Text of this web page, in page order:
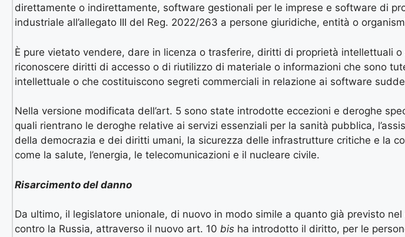
direttamente o indirettamente, software gestionali per le imprese e software di
industriale all’allegato III del Reg. 2022/263 a persone giuridiche, entità o
È pure vietato vendere, dare in licenza o trasferire, diritti di proprietà intellettuali
riconoscere diritti di accesso o di riutilizzo di materiale o informazioni che sono
intellettuale o che costituiscono segreti commerciali in relazione ai software
Nella versione modificata dell’art. 5 sono state introdotte eccezioni e deroghe
quali rientrano le deroghe relative ai servizi essenziali per la sanità pubblica,
della democrazia e dei diritti umani, la sicurezza delle infrastrutture critiche e la
come la salute, l’energia, le telecomunicazioni e il nucleare civile.
Risarcimento del danno
Da ultimo, il legislatore unionale, di nuovo in modo simile a quanto già previsto
contro la Russia, attraverso il nuovo art. 10 bis ha introdotto il diritto, per le